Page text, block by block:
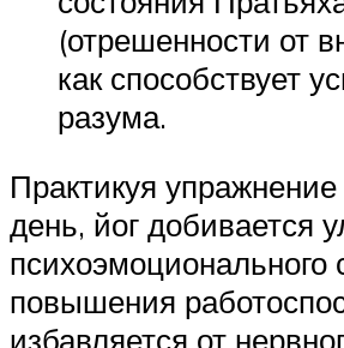
(отрешенности от
как способствует
разума.
Практикуя
день, йог добивается
психоэмоционального
повышения
избавляется от